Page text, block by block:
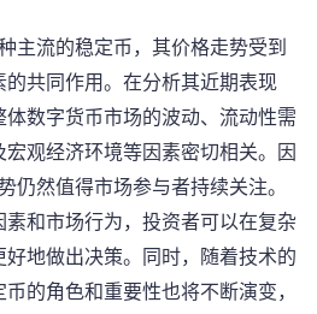
主流的稳定币，其价格走势受到
共同作用。在分析其近期表现
数字货币市场的波动、流动性需
观经济环境等因素密切相关。因
仍然值得市场参与者持续关注。
和市场行为，投资者可以在复杂
地做出决策。同时，随着技术的
的角色和重要性也将不断演变，